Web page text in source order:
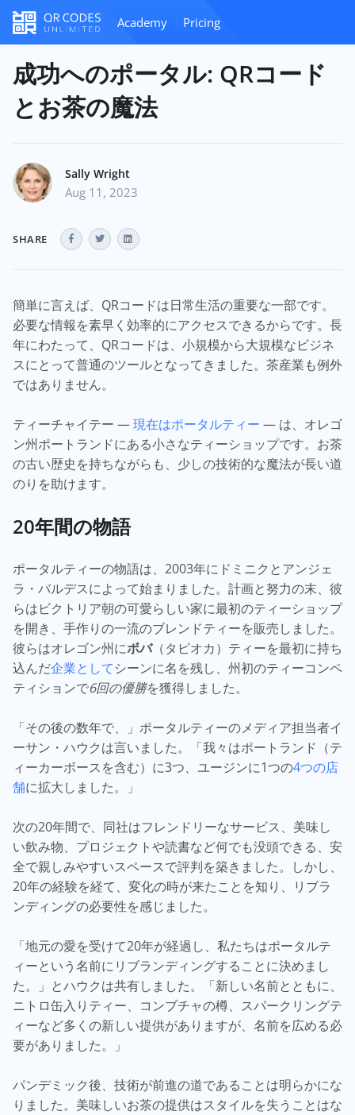
Academy Pricing
成功へのポータル: QRコード
とお茶の魔法
Sally Wright
Aug 11, 2023
SHARE
簡単に言えば、QRコードは日常生活の重要な一部です。
必要な情報を素早く効率的にアクセスできるからです。長
年にわたって、QRコードは、小規模から大規模なビジネ
スにとって普通のツールとなってきました。茶産業も例外
ではありません。
ティーチャイテー —現在はポータルティー — は、オレゴ
ン州ポートランドにある小さなティーショップです。お茶
の古い歴史を持ちながらも、少しの技術的な魔法が長い道
のりを助けます。
20年間の物語
ポータルティーの物語は、2003年にドミニクとアンジェ
ラ・バルデスによって始まりました。計画と努力の末、彼
らはビクトリア朝の可愛らしい家に最初のティーショップ
を開き、手作りの一流のブレンドティーを販売しました。
彼らはオレゴン州にボバ（タピオカ）ティーを最初に持ち
込んだ企業としてシーンに名を残し、州初のティーコンペ
ティションで6回の優勝を獲得しました。
「その後の数年で、」ポータルティーのメディア担当者イ
ーサン・ハウクは言いました。「我々はポートランド（テ
ィーカーボースを含む）に3つ、ユージンに1つの4つの店
舗に拡大しました。」
次の20年間で、同社はフレンドリーなサービス、美味し
い飲み物、プロジェクトや読書など何でも没頭できる、安
全で親しみやすいスペースで評判を築きました。しかし、
20年の経験を経て、変化の時が来たことを知り、リブラ
ンディングの必要性を感じました。
「地元の愛を受けて20年が経過し、私たちはポータルテ
ィーという名前にリブランディングすることに決めまし
た。」とハウクは共有しました。「新しい名前とともに、
ニトロ缶入りティー、コンブチャの樽、スパークリングテ
ィーなど多くの新しい提供がありますが、名前を広める必
要がありました。」
パンデミック後、技術が前進の道であることは明らかにな
りました。美味しいお茶の提供はスタイルを失うことはな